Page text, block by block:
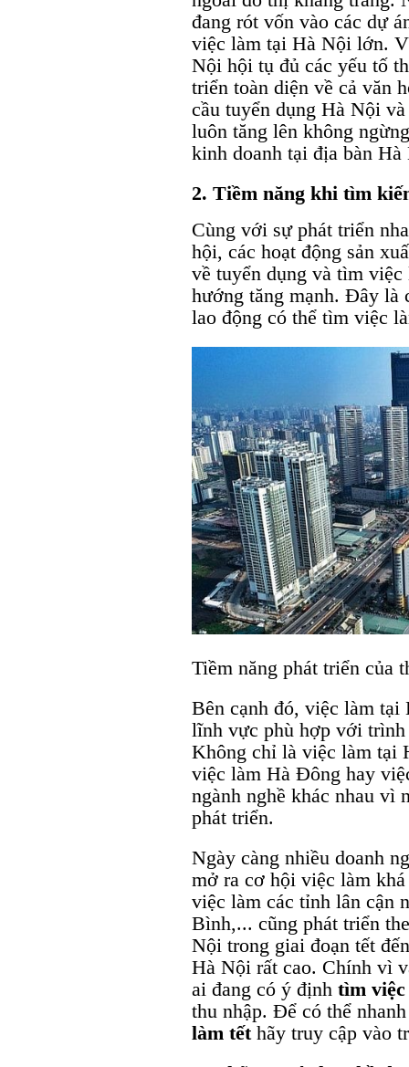
đang rót vốn vào các dự
việc làm tại Hà Nội lớn.
Nội hội tụ đủ các yếu tố
triển toàn diện về cả văn
cầu tuyển dụng Hà Nội
luôn tăng lên không
kinh doanh tại địa bàn Hà
2. Tiềm năng khi tìm
Cùng với sự phát triển
hội, các hoạt động sản
về tuyển dụng và tìm
hướng tăng mạnh. Đây là
lao động có thể tìm việc
Tiềm năng phát triển của
Bên cạnh đó, việc làm tại
lĩnh vực phù hợp với trình
Không chỉ là việc làm tại
việc làm Hà Đông hay
ngành nghề khác nhau vì
phát triển.
Ngày càng nhiều doanh
mở ra cơ hội việc làm
việc làm các tỉnh lân cận
Bình,... cũng phát triển
Nội trong giai đoạn tết
Hà Nội rất cao. Chính vì
ai đang có ý định tìm
thu nhập. Để có thể
làm tếthãy truy cập vào